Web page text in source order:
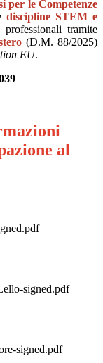
per le Competenze
discipline STEM e
tramite
(D.M. 88/2025)
EU.
al
signed.pdf
signed.pdf